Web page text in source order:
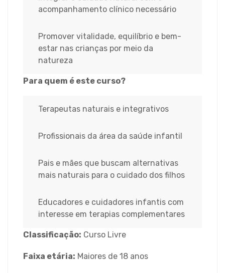
acompanhamento clínico necessário
Promover vitalidade, equilíbrio e bem-
estar nas crianças por meio da
natureza
Para quem é este curso?
Terapeutas naturais e integrativos
Profissionais da área da saúde infantil
Pais e mães que buscam alternativas
mais naturais para o cuidado dos filhos
Educadores e cuidadores infantis com
interesse em terapias complementares
Classificação: Curso Livre
Faixa etária: Maiores de 18 anos